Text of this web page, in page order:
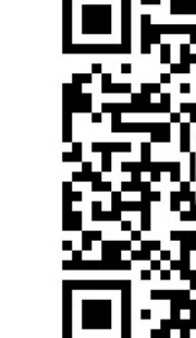
2021款别克GL6
与中控联屏
洞察新生代消费
别克GL6搭载全
能互联科技，全
表与中控联屏，